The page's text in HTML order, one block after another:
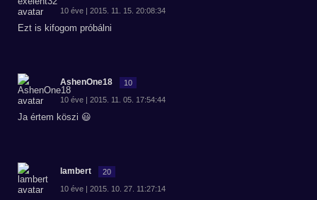
10 éve | 2015. 11. 15. 20:08:34
Ezt is kifogom próbálni
AshenOne18 10
10 éve | 2015. 11. 05. 17:54:44
Ja értem köszi 😃
lambert 20
10 éve | 2015. 10. 27. 11:27:14